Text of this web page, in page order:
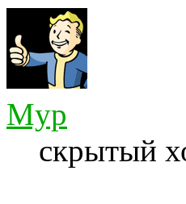
Myp
скрытый